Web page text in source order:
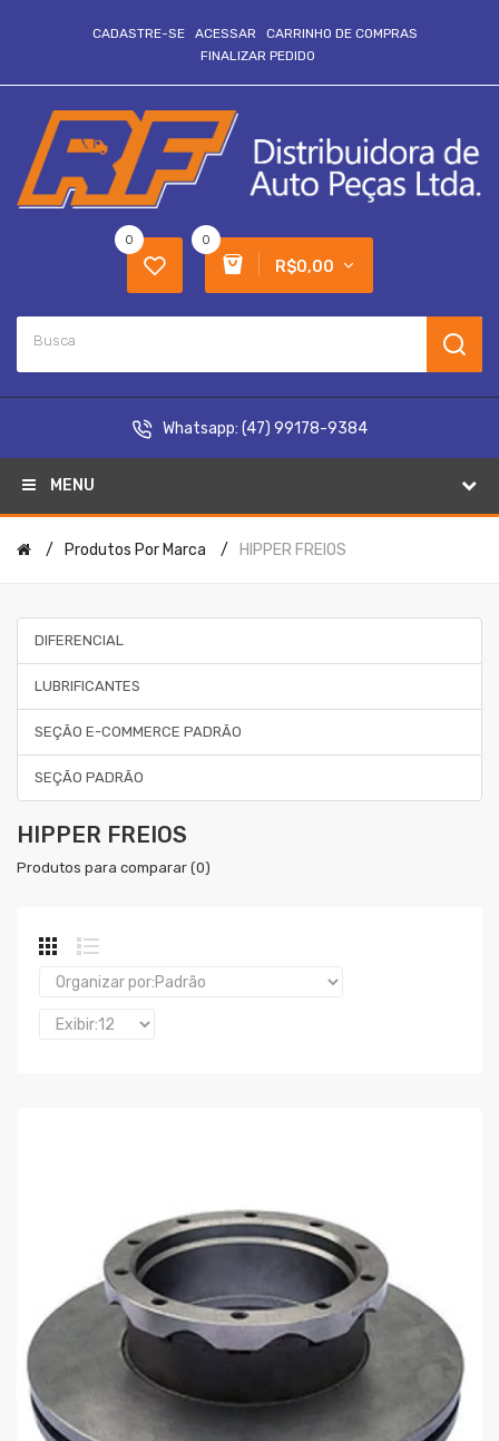
CADASTRE-SE ACESSAR
CARRINHO DE COMPRAS
FINALIZAR PEDIDO
0
R$0,00
0
Whatsapp: (47) 99178-9384
MENU
Produtos Por Marca HIPPER FREIOS
DIFERENCIAL
LUBRIFICANTES
SEÇÃO E-COMMERCE PADRÃO
SEÇÃO PADRÃO
HIPPER FREIOS
Produtos para comparar (0)